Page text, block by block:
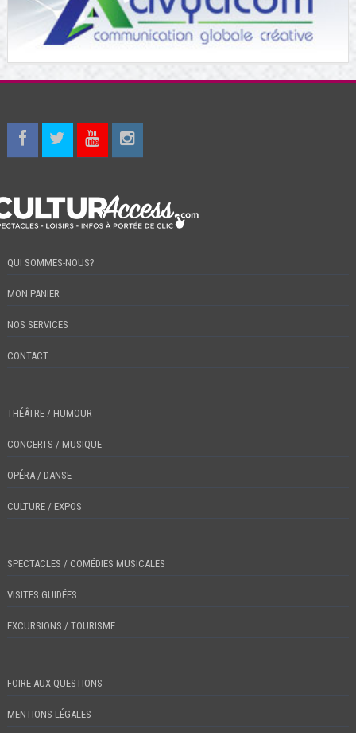
QUI SOMMES-NOUS?
MON PANIER
NOS SERVICES
CONTACT
THÉÂTRE / HUMOUR
CONCERTS / MUSIQUE
OPÉRA / DANSE
CULTURE / EXPOS
SPECTACLES / COMÉDIES MUSICALES
VISITES GUIDÉES
EXCURSIONS / TOURISME
FOIRE AUX QUESTIONS
MENTIONS LÉGALES